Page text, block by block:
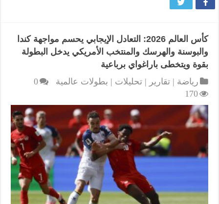
كأس العالم 2026: التعادل الإيجابي يحسم مواجهة كندا
والبوسنة والهرسك والمنتخب الأمريكي يدخل البطولة
بقوة ويتخطى باراغواي برباعية
رياضة | تقارير | تحليلات | بطولات عالمية
0
170